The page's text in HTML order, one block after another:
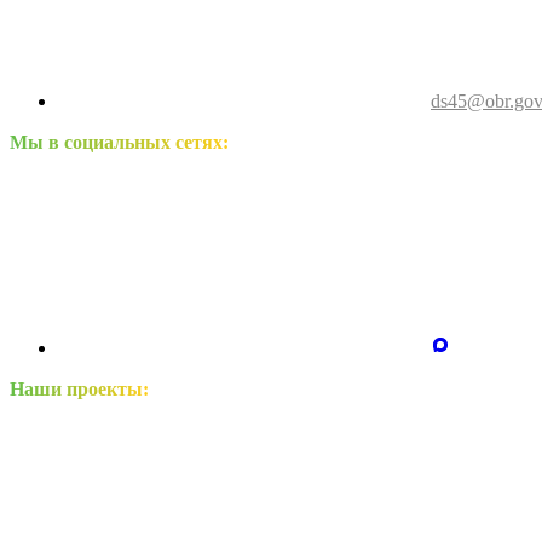
Мы в социальных сетях:
Наши проекты: